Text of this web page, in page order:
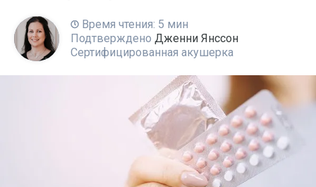
Время чтения: 5 мин
Подтверждено Дженни Янссон
Сертифицированная акушерка